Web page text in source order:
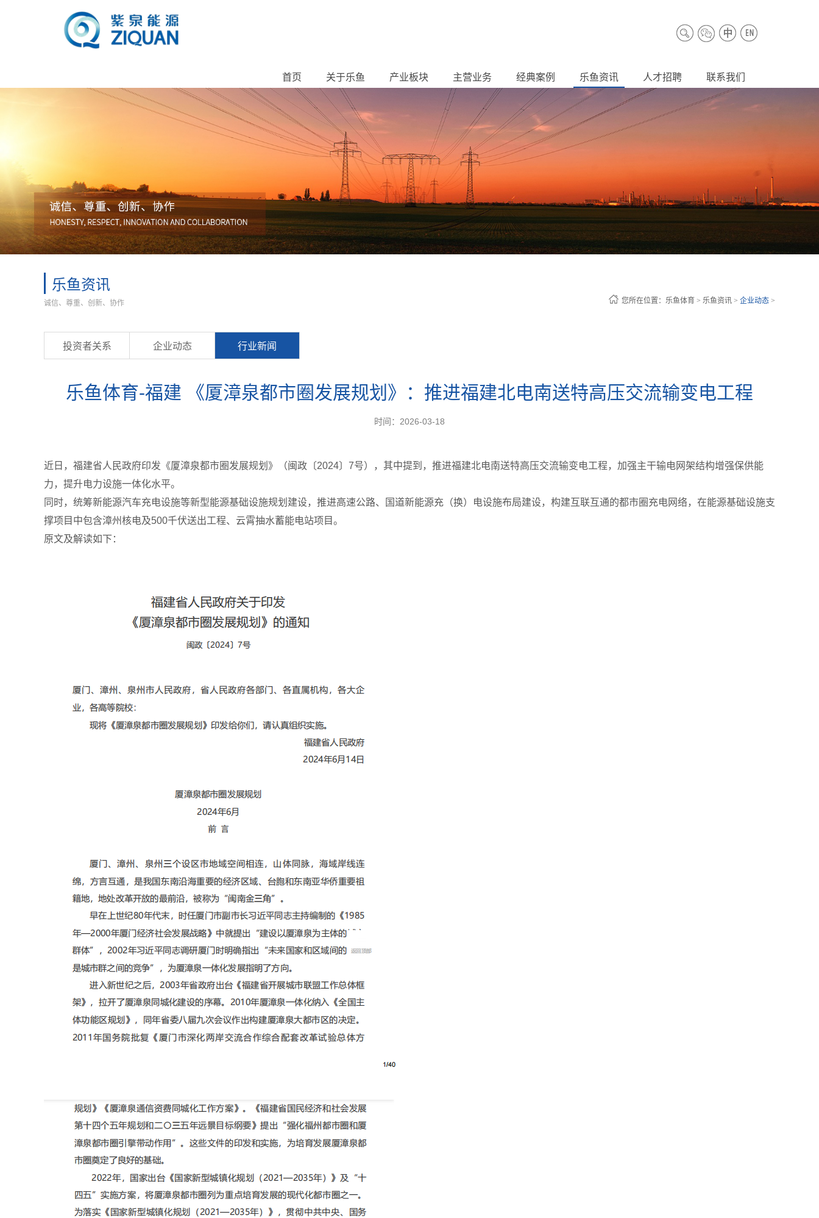
首页 关于乐鱼 产业板块 主营业务 经典案例 乐鱼资讯 人才招聘 联系我们
乐鱼资讯
诚信、尊重、创新、协作 您所在位置： 乐鱼体育 > 乐鱼资讯 > 企业动态 >
投资者关系 企业动态 行业新闻
乐鱼体育-福建 《厦漳泉都市圈发展规划》：推进福建北电南送特高压交流输变电工程
时间：2026-03-18
近日，福建省人民政府印发《厦漳泉都市圈发展规划》（闽政〔2024〕7号），其中提到，推进福建北电南送特高压交流输变电工程，加强主干输电网架结构增强保供能
力，提升电力设施一体化水平。
同时，统筹新能源汽车充电设施等新型能源基础设施规划建设，推进高速公路、国道新能源充（换）电设施布局建设，构建互联互通的都市圈充电网络，在能源基础设施支
撑项目中包含漳州核电及500千伏送出工程、云霄抽水蓄能电站项目。
原文及解读如下：